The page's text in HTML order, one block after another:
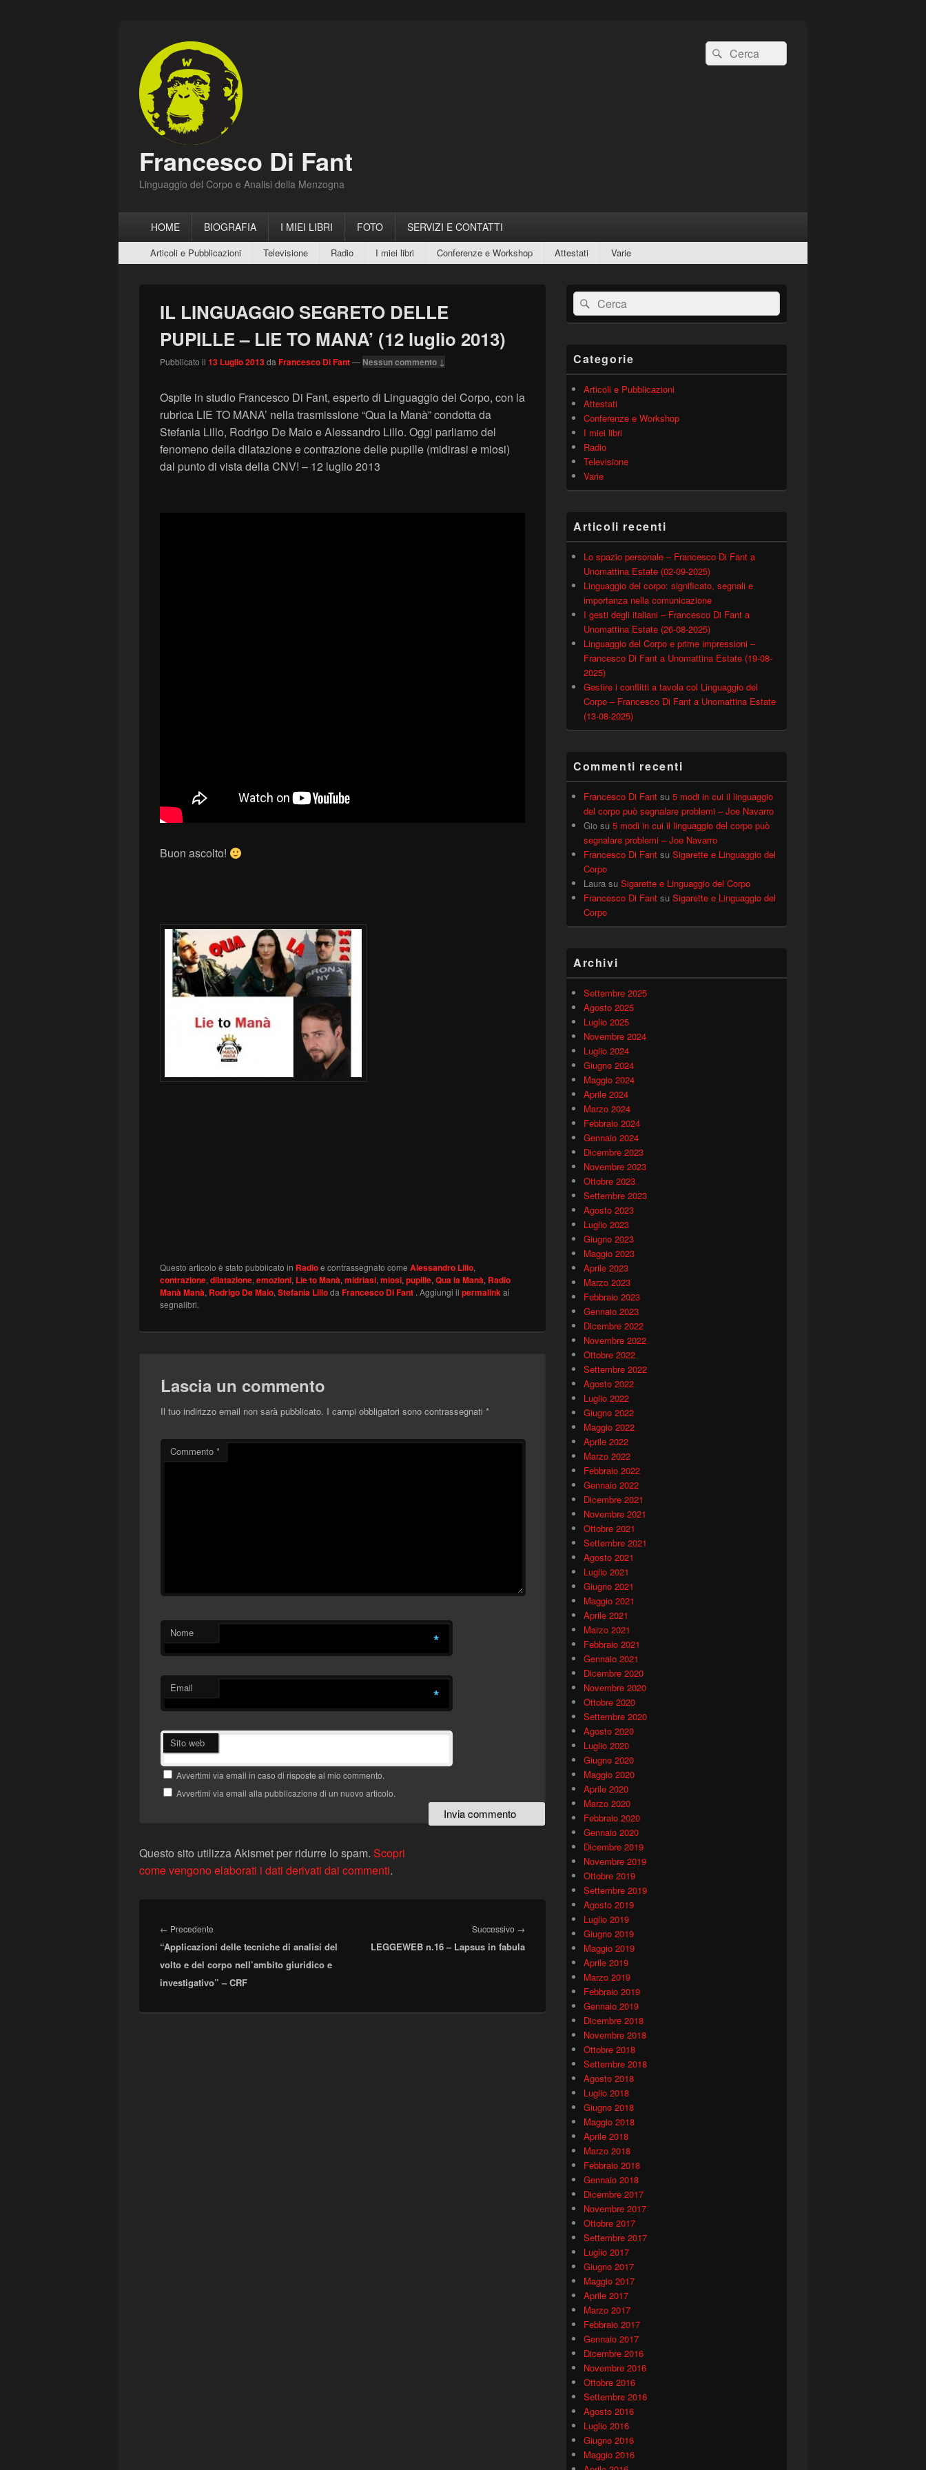
Francesco Di Fant
Linguaggio del Corpo e Analisi della Menzogna
Cerca:Cerca
principaleHOME BIOGRAFIA I MIEI LIBRI FOTO SERVIZI E CONTATTI
secondario
Articoli e Pubblicazioni Televisione Radio I miei libri Conferenze e Workshop Attestati Varie
IL LINGUAGGIO SEGRETO DELLE
PUPILLE – LIE TO MANA’ (12 luglio 2013)
Pubblicato il 13 Luglio 2013da Francesco Di Fant— Nessun commento ↓
Ospite in studio Francesco Di Fant, esperto di Linguaggio del Corpo, con la
rubrica LIE TO MANA’ nella trasmissione “Qua la Manà” condotta da
Stefania Lillo, Rodrigo De Maio e Alessandro Lillo. Oggi parliamo del
fenomeno della dilatazione e contrazione delle pupille (midirasi e miosi)
dal punto di vista della CNV! – 12 luglio 2013
Buon ascolto!
Questo articolo è stato pubblicato in Radioe contrassegnato come Alessandro Lillo,
contrazione, dilatazione, emozioni, Lie to Manà, midriasi, miosi, pupille, Qua la Manà, Radio
Manà Manà, Rodrigo De Maio, Stefania Lilloda Francesco Di Fant . Aggiungi il permalinkai
segnalibri.
Lascia un commento
Il tuo indirizzo email non sarà pubblicato. I campi obbligatori sono contrassegnati *
Commento *
Nome *
Email *
Sito web
Avvertimi via email in caso di risposte al mio commento.
Avvertimi via email alla pubblicazione di un nuovo articolo.
Questo sito utilizza Akismet per ridurre lo spam. Scopri
come vengono elaborati i dati derivati dai commenti.
articoli
← Precedente
precedente:
“Applicazioni delle tecniche di analisi del
volto e del corpo nell’ambito giuridico e
investigativo” – CRF
Successivo →
successivo:
LEGGEWEB n.16 – Lapsus in fabula
Area
widget
barra
laterale
Cerca:Cerca
Categorie
Articoli e Pubblicazioni
Attestati
Conferenze e Workshop
I miei libri
Radio
Televisione
Varie
Articoli recenti
Lo spazio personale – Francesco Di Fant a
Unomattina Estate (02-09-2025)
Linguaggio del corpo: significato, segnali e
importanza nella comunicazione
I gesti degli italiani – Francesco Di Fant a
Unomattina Estate (26-08-2025)
Linguaggio del Corpo e prime impressioni –
Francesco Di Fant a Unomattina Estate (19-08-
2025)
Gestire i conflitti a tavola col Linguaggio del
Corpo – Francesco Di Fant a Unomattina Estate
(13-08-2025)
Commenti recenti
Francesco Di Fant su 5 modi in cui il linguaggio
del corpo può segnalare problemi – Joe Navarro
Gio su 5 modi in cui il linguaggio del corpo può
segnalare problemi – Joe Navarro
Francesco Di Fant su Sigarette e Linguaggio del
Corpo
Laura su Sigarette e Linguaggio del Corpo
Francesco Di Fant su Sigarette e Linguaggio del
Corpo
Archivi
Settembre 2025
Agosto 2025
Luglio 2025
Novembre 2024
Luglio 2024
Giugno 2024
Maggio 2024
Aprile 2024
Marzo 2024
Febbraio 2024
Gennaio 2024
Dicembre 2023
Novembre 2023
Ottobre 2023
Settembre 2023
Agosto 2023
Luglio 2023
Giugno 2023
Maggio 2023
Aprile 2023
Marzo 2023
Febbraio 2023
Gennaio 2023
Dicembre 2022
Novembre 2022
Ottobre 2022
Settembre 2022
Agosto 2022
Luglio 2022
Giugno 2022
Maggio 2022
Aprile 2022
Marzo 2022
Febbraio 2022
Gennaio 2022
Dicembre 2021
Novembre 2021
Ottobre 2021
Settembre 2021
Agosto 2021
Luglio 2021
Giugno 2021
Maggio 2021
Aprile 2021
Marzo 2021
Febbraio 2021
Gennaio 2021
Dicembre 2020
Novembre 2020
Ottobre 2020
Settembre 2020
Agosto 2020
Luglio 2020
Giugno 2020
Maggio 2020
Aprile 2020
Marzo 2020
Febbraio 2020
Gennaio 2020
Dicembre 2019
Novembre 2019
Ottobre 2019
Settembre 2019
Agosto 2019
Luglio 2019
Giugno 2019
Maggio 2019
Aprile 2019
Marzo 2019
Febbraio 2019
Gennaio 2019
Dicembre 2018
Novembre 2018
Ottobre 2018
Settembre 2018
Agosto 2018
Luglio 2018
Giugno 2018
Maggio 2018
Aprile 2018
Marzo 2018
Febbraio 2018
Gennaio 2018
Dicembre 2017
Novembre 2017
Ottobre 2017
Settembre 2017
Luglio 2017
Giugno 2017
Maggio 2017
Aprile 2017
Marzo 2017
Febbraio 2017
Gennaio 2017
Dicembre 2016
Novembre 2016
Ottobre 2016
Settembre 2016
Agosto 2016
Luglio 2016
Giugno 2016
Maggio 2016